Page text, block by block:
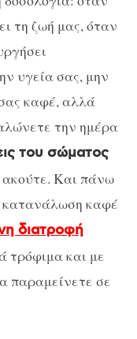
τη ζωή μας, όταν
υγεία σας, μην
καφέ, αλλά
την ημέρα
του σώματος
ακούτε. Και πάνω
κατανάλωση καφέ
διατροφή
τρόφιμα και με
παραμείνετε σε